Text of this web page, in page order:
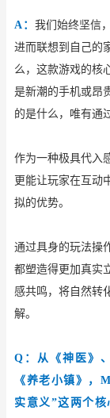
A： 我们始终坚信
进而联想到自己的
么，这款游戏的核
是新潮的手机或昂
的是什么，唯有通
作为一种极具代入
更能让玩家在互动
拟的优势。
通过具身的玩法操
都塑造得更加真实
感共鸣，将自然转
解。
Q：从《神医》
《养老小镇》，
实意义”这两个